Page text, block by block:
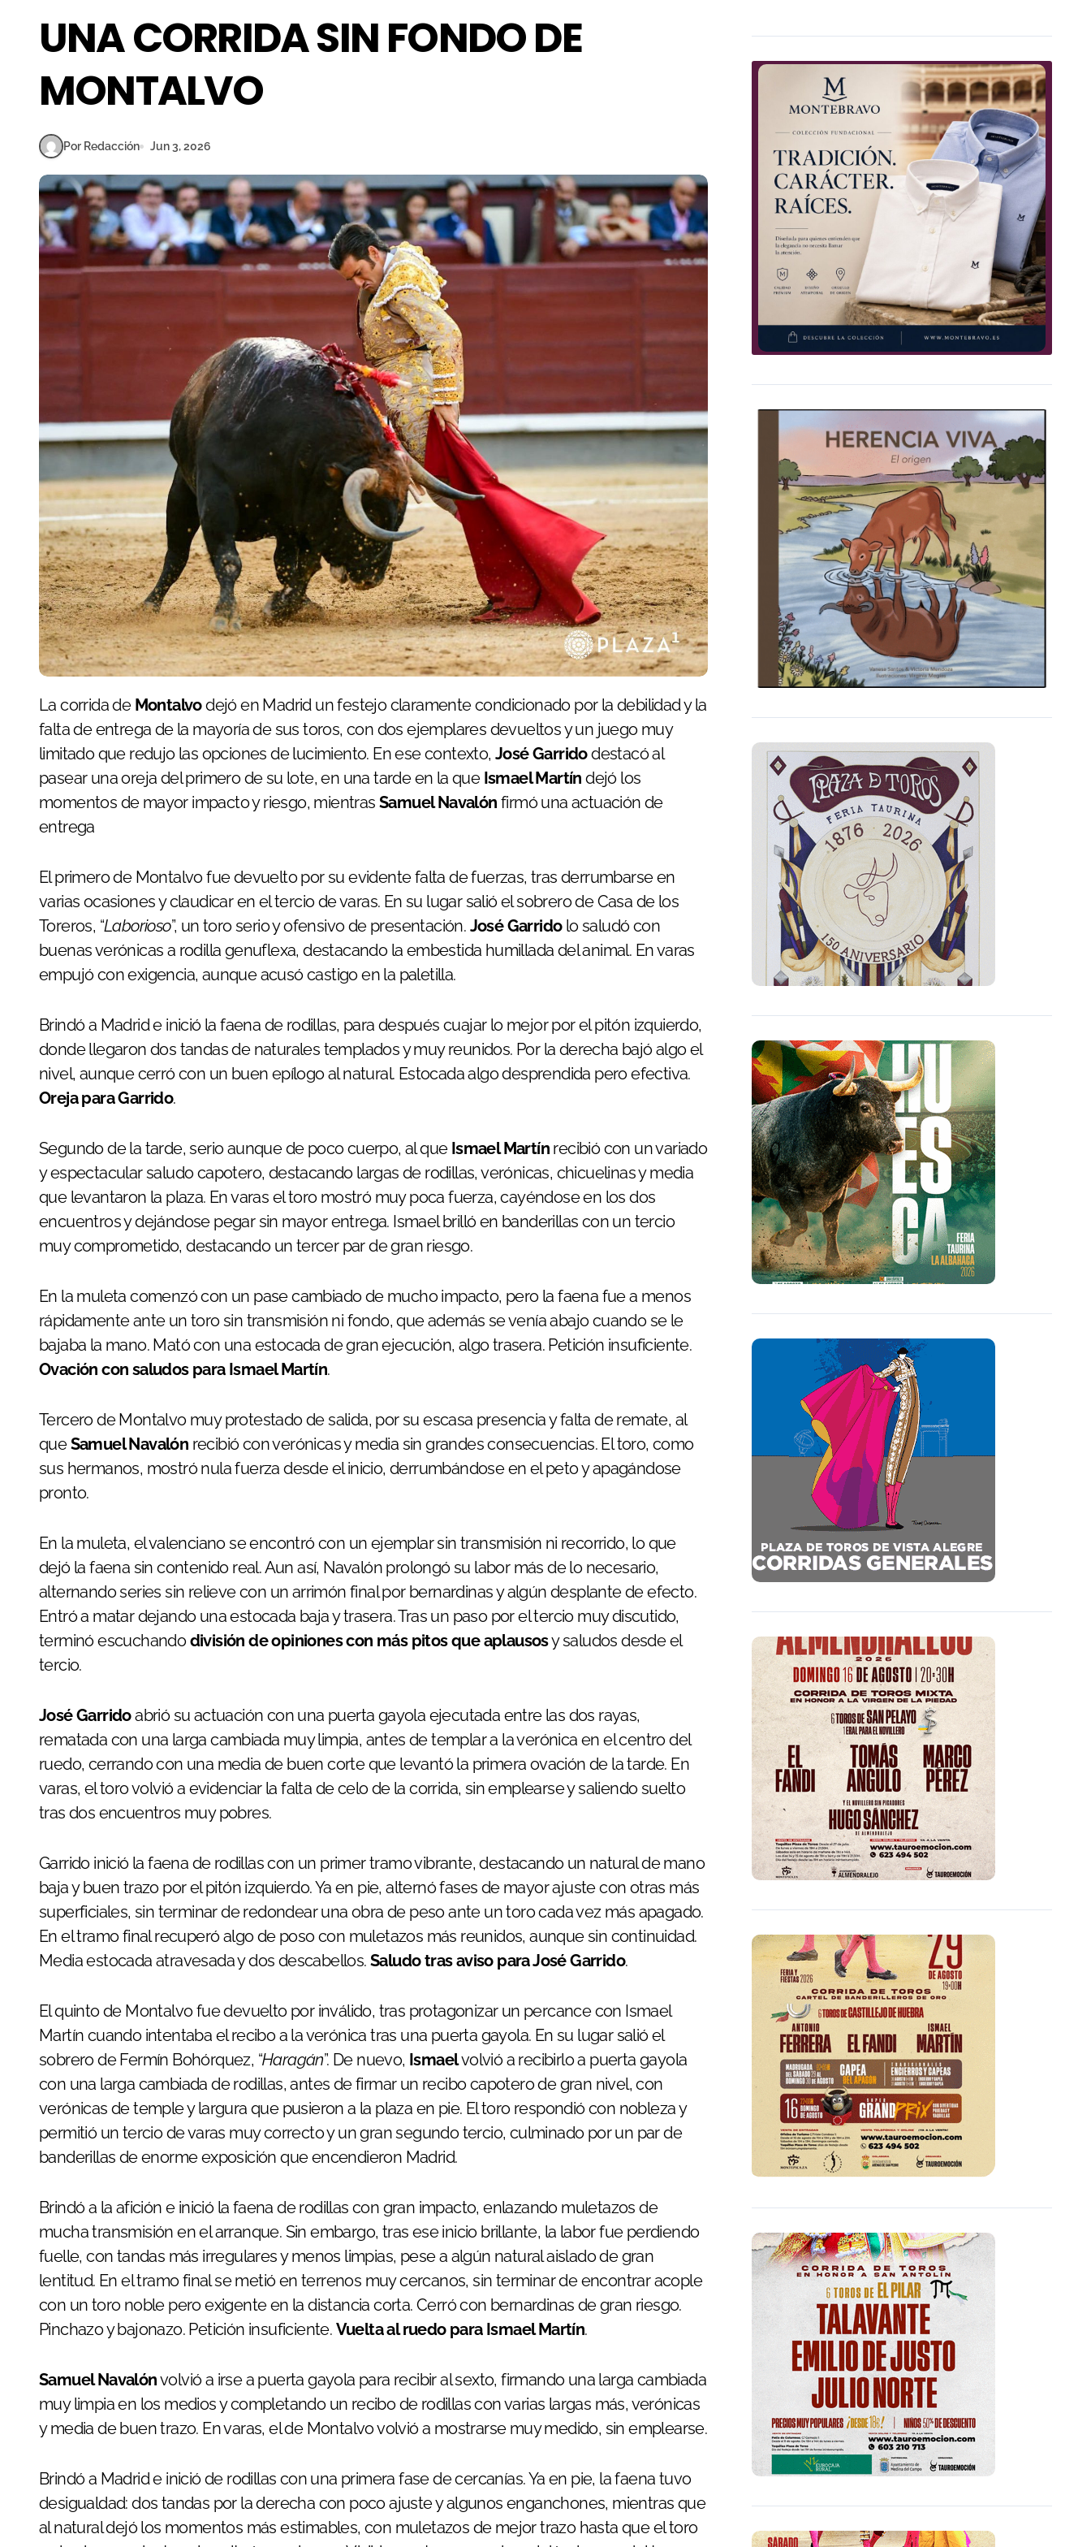
UNA CORRIDA SIN FONDO DE
MONTALVO
Por Redacción Jun 3, 2026
La corrida de Montalvodejó en Madrid un festejo claramente condicionado por la debilidad y la
falta de entrega de la mayoría de sus toros, con dos ejemplares devueltos y un juego muy
limitado que redujo las opciones de lucimiento. En ese contexto, José Garridodestacó al
pasear una oreja del primero de su lote, en una tarde en la queIsmael Martín dejó los
momentos de mayor impacto y riesgo, mientras Samuel Navalón firmó una actuación de
entrega
El primero de Montalvo fue devuelto por su evidente falta de fuerzas, tras derrumbarse en
varias ocasiones y claudicar en el tercio de varas. En su lugar salió el sobrero de Casa de los
Toreros, “Laborioso”, un toro serio y ofensivo de presentación. José Garridolo saludó con
buenas verónicas a rodilla genuflexa, destacando la embestida humillada del animal. En varas
empujó con exigencia, aunque acusó castigo en la paletilla.
Brindó a Madrid e inició la faena de rodillas, para después cuajar lo mejor por el pitón izquierdo,
donde llegaron dos tandas de naturales templados y muy reunidos. Por la derecha bajó algo el
nivel, aunque cerró con un buen epílogo al natural. Estocada algo desprendida pero efectiva.
Oreja para Garrido.
Segundo de la tarde, serio aunque de poco cuerpo, al que Ismael Martín recibió con un variado
y espectacular saludo capotero, destacando largas de rodillas, verónicas, chicuelinas y media
que levantaron la plaza. En varas el toro mostró muy poca fuerza, cayéndose en los dos
encuentros y dejándose pegar sin mayor entrega. Ismael brilló en banderillas con un tercio
muy comprometido, destacando un tercer par de gran riesgo.
En la muleta comenzó con un pase cambiado de mucho impacto, pero la faena fue a menos
rápidamente ante un toro sin transmisión ni fondo, que además se venía abajo cuando se le
bajaba la mano. Mató con una estocada de gran ejecución, algo trasera. Petición insuficiente.
Ovación con saludos para Ismael Martín.
Tercero de Montalvo muy protestado de salida, por su escasa presencia y falta de remate, al
queSamuel Navalón recibió con verónicas y media sin grandes consecuencias. El toro, como
sus hermanos, mostró nula fuerza desde el inicio, derrumbándose en el peto y apagándose
pronto.
En la muleta, el valenciano se encontró con un ejemplar sin transmisión ni recorrido, lo que
dejó la faena sin contenido real. Aun así, Navalón prolongó su labor más de lo necesario,
alternando series sin relieve con un arrimón final por bernardinas y algún desplante de efecto.
Entró a matar dejando una estocada baja y trasera. Tras un paso por el tercio muy discutido,
terminó escuchandodivisión de opiniones con más pitos que aplausosy saludos desde el
tercio.
José Garridoabrió su actuación con una puerta gayola ejecutada entre las dos rayas,
rematada con una larga cambiada muy limpia, antes de templar a la verónica en el centro del
ruedo, cerrando con una media de buen corte que levantó la primera ovación de la tarde. En
varas, el toro volvió a evidenciar la falta de celo de la corrida, sin emplearse y saliendo suelto
tras dos encuentros muy pobres.
Garrido inició la faena de rodillas con un primer tramo vibrante, destacando un natural de mano
baja y buen trazo por el pitón izquierdo. Ya en pie, alternó fases de mayor ajuste con otras más
superficiales, sin terminar de redondear una obra de peso ante un toro cada vez más apagado.
En el tramo final recuperó algo de poso con muletazos más reunidos, aunque sin continuidad.
Media estocada atravesada y dos descabellos. Saludo tras aviso para José Garrido.
El quinto de Montalvo fue devuelto por inválido, tras protagonizar un percance con Ismael
Martín cuando intentaba el recibo a la verónica tras una puerta gayola. En su lugar salió el
sobrero de Fermín Bohórquez, “Haragán”. De nuevo, Ismaelvolvió a recibirlo a puerta gayola
con una larga cambiada de rodillas, antes de firmar un recibo capotero de gran nivel, con
verónicas de temple y largura que pusieron a la plaza en pie. El toro respondió con nobleza y
permitió un tercio de varas muy correcto y un gran segundo tercio, culminado por un par de
banderillas de enorme exposición que encendieron Madrid.
Brindó a la afición e inició la faena de rodillas con gran impacto, enlazando muletazos de
mucha transmisión en el arranque. Sin embargo, tras ese inicio brillante, la labor fue perdiendo
fuelle, con tandas más irregulares y menos limpias, pese a algún natural aislado de gran
lentitud. En el tramo final se metió en terrenos muy cercanos, sin terminar de encontrar acople
con un toro noble pero exigente en la distancia corta. Cerró con bernardinas de gran riesgo.
Pinchazo y bajonazo. Petición insuficiente. Vuelta al ruedo para Ismael Martín.
Samuel Navalónvolvió a irse a puerta gayola para recibir al sexto, firmando una larga cambiada
muy limpia en los medios y completando un recibo de rodillas con varias largas más, verónicas
y media de buen trazo. En varas, el de Montalvo volvió a mostrarse muy medido, sin emplearse.
Brindó a Madrid e inició de rodillas con una primera fase de cercanías. Ya en pie, la faena tuvo
desigualdad: dos tandas por la derecha con poco ajuste y algunos enganchones, mientras que
al natural dejó los momentos más estimables, con muletazos de mejor trazo hasta que el toro